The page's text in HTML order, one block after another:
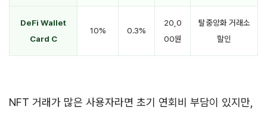
DeFi Wallet
Card C
10% 0.3%
20,0
00원
탈중앙화 거래소
할인
NFT 거래가 많은 사용자라면 초기 연회비 부담이 있지만,